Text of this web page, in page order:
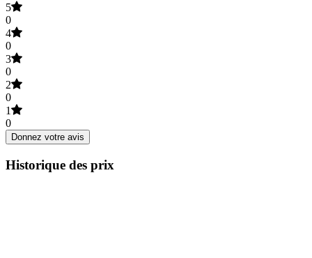
5
0
4
0
3
0
2
0
1
0
Donnez votre avis
Historique des prix